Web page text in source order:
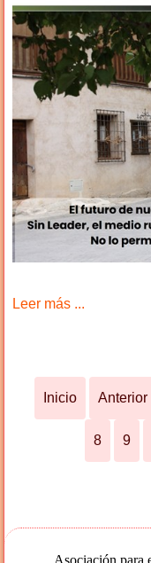
Leer más ...
Inicio Anterior
8 9
Asociación para